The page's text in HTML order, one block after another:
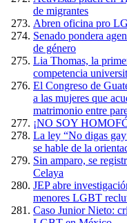
de migrantes
Abren oficina pro
Senado pondera
de género
Lia Thomas, la
competencia
El Congreso de
a las mujeres que
matrimonio entre
¡NO SOY
La ley “No digas
se hable de la
Sin amparo, se
Celaya
JEP abre
menores LGBT
Caso Junior Nieto: